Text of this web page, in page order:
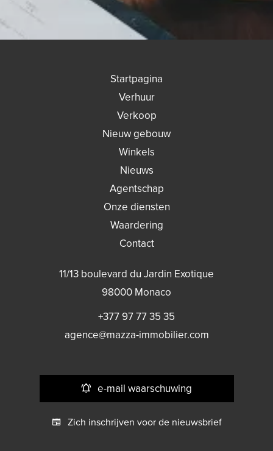
Startpagina
Verhuur
Verkoop
Nieuw gebouw
Winkels
Nieuws
Agentschap
Onze diensten
Waardering
Contact
11/13 boulevard du Jardin Exotique
98000 Monaco
+377 97 77 35 35
agence@mazza-immobilier.com
e-mail waarschuwing
Zich inschrijven voor de nieuwsbrief